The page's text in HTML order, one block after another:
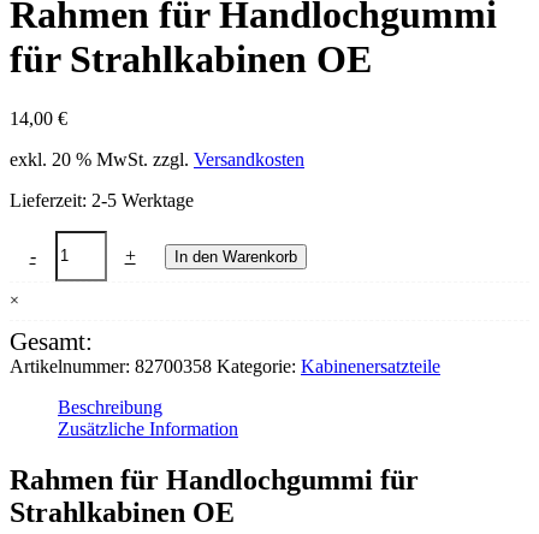
Rahmen für Handlochgummi
für Strahlkabinen OE
14,00 €
exkl. 20 % MwSt. zzgl. Versandkosten
Lieferzeit: 2-5 Werktage
-
Rahmen
für
Handlochgummi
für
OE
Menge
+ In den Warenkorb
×
Gesamt:
Artikelnummer: 82700358 Kategorie: Kabinenersatzteile
Beschreibung
Zusätzliche Information
Rahmen für Handlochgummi für
Strahlkabinen OE